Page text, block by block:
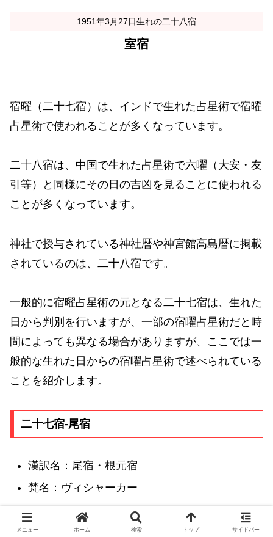
1951年3月27日生れの二十八宿
室宿
宿曜（二十七宿）は、インドで生れた占星術で宿曜
占星術で使われることが多くなっています。
二十八宿は、中国で生れた占星術で六曜（大安・友
引等）と同様にその日の吉凶を見ることに使われる
ことが多くなっています。
神社で授与されている神社暦や神宮館高島暦に掲載
されているのは、二十八宿です。
一般的に宿曜占星術の元となる二十七宿は、生れた
日から判別を行いますが、一部の宿曜占星術だと時
間によっても異なる場合がありますが、ここでは一
般的な生れた日からの宿曜占星術で述べられている
ことを紹介します。
二十七宿-尾宿
漢訳名：尾宿・根元宿
梵名：ヴィシャーカー
沐浴や呪術、住宅の修理、薬の調合、入信儀式など
メニュー ホーム 検索 トップ サイドバー